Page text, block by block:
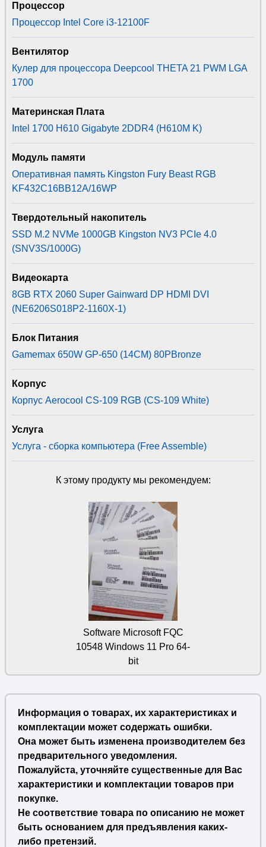
Процессор
Процессор Intel Core i3-12100F
Вентилятор
Кулер для процессора Deepcool THETA 21 PWM LGA
1700
Материнская Плата
Intel 1700 H610 Gigabyte 2DDR4 (H610M K)
Модуль памяти
Оперативная память Kingston Fury Beast RGB
KF432C16BB12A/16WP
Твердотельный накопитель
SSD M.2 NVMe 1000GB Kingston NV3 PCIe 4.0
(SNV3S/1000G)
Видеокарта
8GB RTX 2060 Super Gainward DP HDMI DVI
(NE6206S018P2-1160X-1)
Блок Питания
Gamemax 650W GP-650 (14CM) 80PBronze
Корпус
Корпус Aerocool CS-109 RGB (CS-109 White)
Услуга
Услуга - сборка компьютера (Free Assemble)
К этому продукту мы рекомендуем:
Software Microsoft FQC
10548 Windows 11 Pro 64-
bit
Информация о товарах, их характеристиках и
комплектации может содержать ошибки.
Она может быть изменена производителем без
предварительного уведомления.
Пожалуйста, уточняйте существенные для Вас
характеристики и комплектации товаров при
покупке.
Не соответствие товара по описанию не может
быть основанием для предъявления каких-
либо претензий.